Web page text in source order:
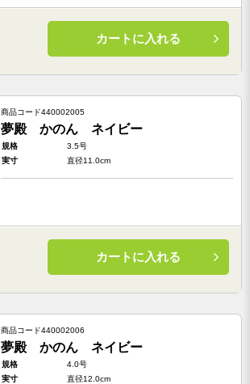
カートに入れる
商品コード440002005
夢殿 かのん ネイビー
規格
3.5号
実寸
直径11.0cm
カートに入れる
商品コード440002006
夢殿 かのん ネイビー
規格
4.0号
実寸
直径12.0cm